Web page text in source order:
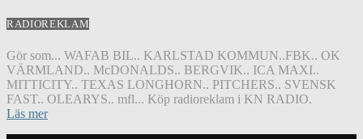
RADIOREKLAM
Gör som... WAFAB BIL.. KARLSTAD KOMMUN..FBK.. OK
VÄRMLAND.. McDONALDS.. BERGVIK.. ICA MAXI..
MITTICITY.. TEXAS LONGHORN.. PITCHERS.. SVENSK
FAST.. OLEARYS.. mfl... Köp radioreklam i KN RADIO.
Läs mer